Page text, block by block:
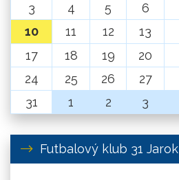
3
4 5 6
10
11 12 13
17
18 19 20
24
25 26 27
31
1 2 3
Futbalový klub 31 Jarok